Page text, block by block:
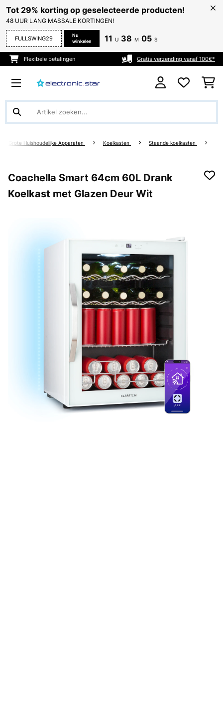
Tot 29% korting op geselecteerde producten!
48 UUR LANG MASSALE KORTINGEN!
FULLSWING29
Nu
winkelen
11 U 38 M 04 S
Flexibele betalingen Gratis verzending vanaf 100€*
Grote Huishoudelijke Apparaten Koelkasten Staande koelkasten
Coachella Smart 64cm 60L Drank
Koelkast met Glazen Deur Wit